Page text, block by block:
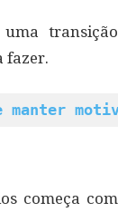
uma transição
fazer.
manter
começa com